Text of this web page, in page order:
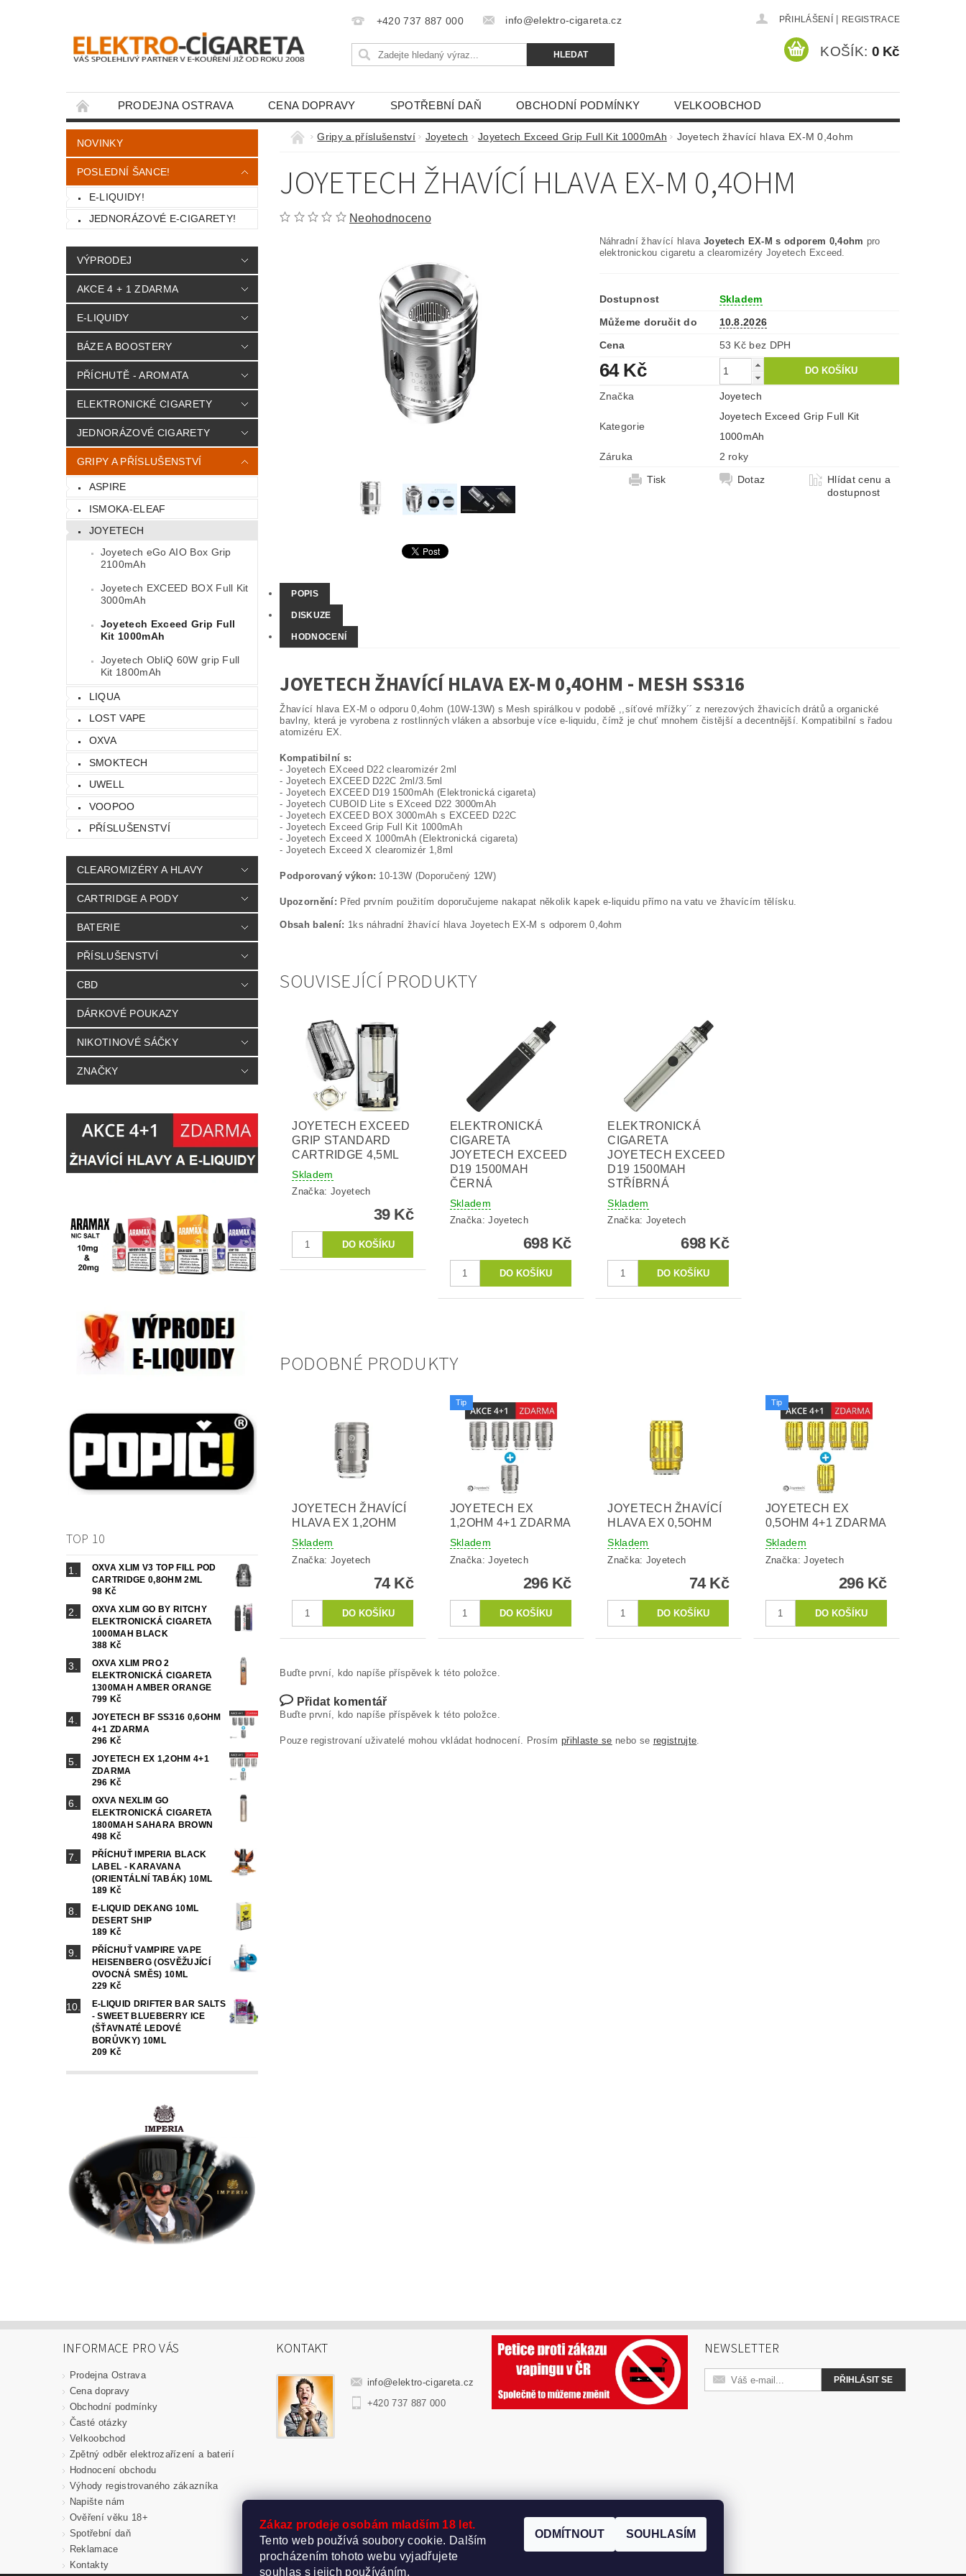
+420 737 887 000 info@elektro-cigareta.cz PŘIHLÁŠENÍ REGISTRACE
KOŠÍK: 0 Kč
PRODEJNA OSTRAVA CENA DOPRAVY SPOTŘEBNÍ DAŇ OBCHODNÍ PODMÍNKY VELKOOBCHOD
KONTAKTY
NOVINKY
POSLEDNÍ ŠANCE!
E-LIQUIDY!
JEDNORÁZOVÉ E-CIGARETY!
VÝPRODEJ
AKCE 4 + 1 ZDARMA
E-LIQUIDY
BÁZE A BOOSTERY
PŘÍCHUTĚ - AROMATA
ELEKTRONICKÉ CIGARETY
JEDNORÁZOVÉ CIGARETY
GRIPY A PŘÍSLUŠENSTVÍ
ASPIRE
ISMOKA-ELEAF
JOYETECH
Joyetech eGo AIO Box Grip
2100mAh
Joyetech EXCEED BOX Full Kit
3000mAh
Joyetech Exceed Grip Full
Kit 1000mAh
Joyetech ObliQ 60W grip Full
Kit 1800mAh
LIQUA
LOST VAPE
OXVA
SMOKTECH
UWELL
VOOPOO
PŘÍSLUŠENSTVÍ
CLEAROMIZÉRY A HLAVY
CARTRIDGE A PODY
BATERIE
PŘÍSLUŠENSTVÍ
CBD
DÁRKOVÉ POUKAZY
NIKOTINOVÉ SÁČKY
ZNAČKY
TOP 10
OXVA XLIM V3 TOP FILL POD
CARTRIDGE 0,8OHM 2ML
98 Kč
OXVA XLIM GO BY RITCHY
ELEKTRONICKÁ CIGARETA
1000MAH BLACK
388 Kč
OXVA XLIM PRO 2
ELEKTRONICKÁ CIGARETA
1300MAH AMBER ORANGE
799 Kč
JOYETECH BF SS316 0,6OHM
4+1 ZDARMA
296 Kč
JOYETECH EX 1,2OHM 4+1
ZDARMA
296 Kč
OXVA NEXLIM GO
ELEKTRONICKÁ CIGARETA
1800MAH SAHARA BROWN
498 Kč
PŘÍCHUŤ IMPERIA BLACK
LABEL - KARAVANA
(ORIENTÁLNÍ TABÁK) 10ML
189 Kč
E-LIQUID DEKANG 10ML
DESERT SHIP
189 Kč
PŘÍCHUŤ VAMPIRE VAPE
HEISENBERG (OSVĚŽUJÍCÍ
OVOCNÁ SMĚS) 10ML
229 Kč
E-LIQUID DRIFTER BAR SALTS
- SWEET BLUEBERRY ICE
(ŠŤAVNATÉ LEDOVÉ
BORŮVKY) 10ML
209 Kč
Gripy a příslušenství Joyetech Joyetech Exceed Grip Full Kit 1000mAh Joyetech žhavící hlava EX-M 0,4ohm
JOYETECH ŽHAVÍCÍ HLAVA EX-M 0,4OHM
Neohodnoceno
Náhradní žhavící hlava Joyetech EX-M s odporem 0,4ohm pro
elektronickou cigaretu a clearomizéry Joyetech Exceed.
Dostupnost
Skladem
Můžeme doručit do
10.8.2026
Cena
53 Kč bez DPH
64 Kč
Značka Joyetech
Kategorie
Joyetech Exceed Grip Full Kit
1000mAh
Záruka
2 roky
Tisk
Dotaz
Hlídat cenu a
dostupnost
POPIS
DISKUZE
HODNOCENÍ
JOYETECH ŽHAVÍCÍ HLAVA EX-M 0,4OHM - MESH SS316
Žhavící hlava EX-M o odporu 0,4ohm (10W-13W) s Mesh spirálkou v podobě ,,síťové mřížky´´ z nerezových žhavicích drátů a organické
bavlny, která je vyrobena z rostlinných vláken a absorbuje více e-liquidu, čímž je chuť mnohem čistější a decentnější. Kompatibilní s řadou
atomizéru EX.
Kompatibilní s:
- Joyetech EXceed D22 clearomizér 2ml
- Joyetech EXCEED D22C 2ml/3.5ml
- Joyetech EXCEED D19 1500mAh (Elektronická cigareta)
- Joyetech CUBOID Lite s EXceed D22 3000mAh
- Joyetech EXCEED BOX 3000mAh s EXCEED D22C
- Joyetech Exceed Grip Full Kit 1000mAh
- Joyetech Exceed X 1000mAh (Elektronická cigareta)
- Joyetech Exceed X clearomizér 1,8ml
Podporovaný výkon: 10-13W (Doporučený 12W)
Upozornění: Před prvním použitím doporučujeme nakapat několik kapek e-liquidu přímo na vatu ve žhavícím tělísku.
Obsah balení: 1ks náhradní žhavící hlava Joyetech EX-M s odporem 0,4ohm
SOUVISEJÍCÍ PRODUKTY
JOYETECH EXCEED
GRIP STANDARD
CARTRIDGE 4,5ML
Skladem
Značka: Joyetech
39 Kč
ELEKTRONICKÁ
CIGARETA
JOYETECH EXCEED
D19 1500MAH
ČERNÁ
Skladem
Značka:Joyetech
698 Kč
ELEKTRONICKÁ
CIGARETA
JOYETECH EXCEED
D19 1500MAH
STŘÍBRNÁ
Skladem
Značka: Joyetech
698 Kč
PODOBNÉ PRODUKTY
JOYETECH ŽHAVÍCÍ
HLAVA EX 1,2OHM
Skladem
Značka: Joyetech
74 Kč
Tip
JOYETECH EX
1,2OHM 4+1 ZDARMA
Skladem
Značka:Joyetech
296 Kč
JOYETECH ŽHAVÍCÍ
HLAVA EX 0,5OHM
Skladem
Značka: Joyetech
74 Kč
Tip
JOYETECH EX
0,5OHM 4+1 ZDARMA
Skladem
Značka:Joyetech
296 Kč
Buďte první, kdo napíše příspěvek k této položce.
Přidat komentář
Buďte první, kdo napíše příspěvek k této položce.
Pouze registrovaní uživatelé mohou vkládat hodnocení. Prosím přihlaste se nebo se registrujte
INFORMACE PRO VÁS
Prodejna Ostrava
Cena dopravy
Obchodní podmínky
Časté otázky
Velkoobchod
Zpětný odběr elektrozařízení a baterií
Hodnocení obchodu
Výhody registrovaného zákazníka
Napište nám
Ověření věku 18+
Spotřební daň
Reklamace
Kontakty
KONTAKT
info@elektro-cigareta.cz
+420 737 887 000
NEWSLETTER
Zákaz prodeje osobám mladším 18 let.
Tento web používá soubory cookie. Dalším
procházením tohoto webu vyjadřujete
souhlas s jejich používáním.
ODMÍTNOUT SOUHLASÍM